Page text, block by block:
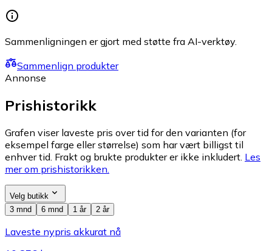
Sammenligningen er gjort med støtte fra AI-verktøy.
Sammenlign produkter
Annonse
Prishistorikk
Grafen viser laveste pris over tid for den varianten (for
eksempel farge eller størrelse) som har vært billigst til
enhver tid. Frakt og brukte produkter er ikke inkludert. Les
mer om prishistorikken.
Velg butikk
3 mnd
6 mnd 1 år 2 år
Laveste nypris akkurat nå